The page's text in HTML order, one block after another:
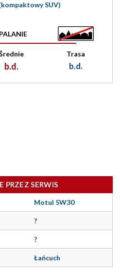
SUV)
b.d.
Trasa
b.d.
PRZEZ SERWIS
Motul 5W30
?
?
Łańcuch